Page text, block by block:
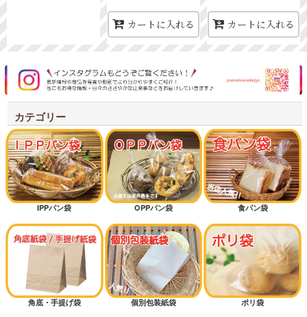
カートに入れる カートに入れる
カテゴリー
IPPパン袋 OPPパン袋 食パン袋
角底・手提げ袋 個別包装紙袋 ポリ袋